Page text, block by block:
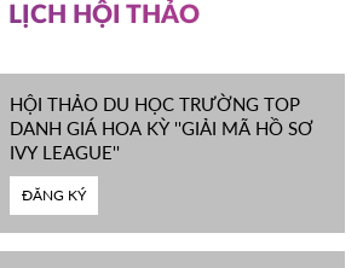
LỊCH HỘI THẢO
HỘI THẢO DU HỌC TRƯỜNG TOP
DANH GIÁ HOA KỲ ''GIẢI MÃ HỒ SƠ
IVY LEAGUE''
ĐĂNG KÝ